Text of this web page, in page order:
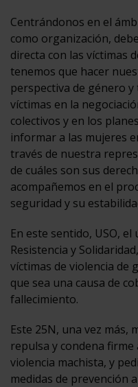
Centrándonos en el
como organización,
directa con las víctimas
tenemos que hacer
perspectiva de género
víctimas en la
colectivos y en los
informar a las mujeres
través de nuestra
de cuáles son sus
acompañemos en el
seguridad y su
En este sentido, USO,
Resistencia y
víctimas de violencia de
que sea una causa de
fallecimiento.
Este 25N, una vez más,
repulsa y condena
violencia machista, y
medidas de prevención